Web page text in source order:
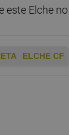
este Elche
ELCHE CF